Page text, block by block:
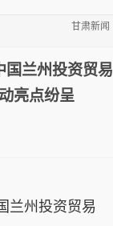
甘肃新闻
国兰州投资贸易
亮点纷呈
兰州投资贸易